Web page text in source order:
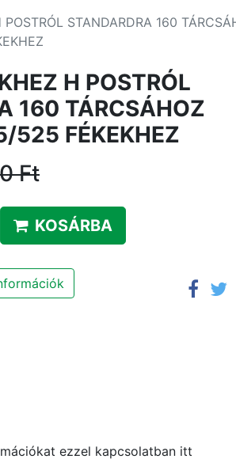
STANDARDRA 160
H POSTRÓL
160 TÁRCSÁHOZ
FÉKEKHEZ
Ft
KOSÁRBA
ezzel kapcsolatban itt